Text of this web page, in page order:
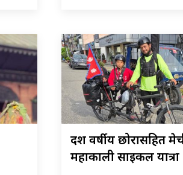
दश वर्षीय छोरासहित
महाकाली साइकल यात्रा